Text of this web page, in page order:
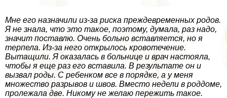
Мне его назначили из-за риска преждевременных родов.
Я не знала, что это такое, поэтому, думала, раз надо,
значит поставлю. Очень больно вставляется, но я
терпела. Из-за него открылось кровотечение.
Вытащили. Я оказалась в больнице и врач настояла,
чтобы я еще раз его вставила. В результате он и
вызвал роды. С ребенком все в порядке, а у меня
множество разрывов и швов. Вместо недели в роддоме,
пролежала две. Никому не желаю пережить такое.